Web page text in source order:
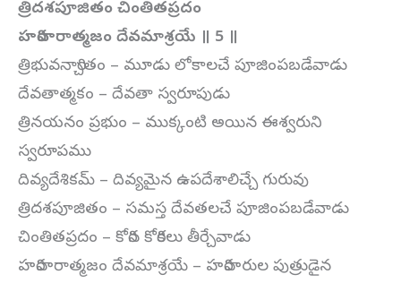
త్రిదశపూజితం చింతితప్రదం
హరిహరాత్మజం దేవమాశ్రయే ॥ 5 ॥
త్రిభువనార్చితం – మూడు లోకాలచే పూజింపబడేవాడు
దేవతాత్మకం – దేవతా స్వరూపుడు
త్రినయనం ప్రభుం – ముక్కంటి అయిన ఈశ్వరుని
స్వరూపము
దివ్యదేశికమ్ – దివ్యమైన ఉపదేశాలిచ్చే గురువు
త్రిదశపూజితం – సమస్త దేవతలచే పూజింపబడేవాడు
చింతితప్రదం – కోరిన కోరికలు తీర్చేవాడు
హరిహరాత్మజం దేవమాశ్రయే – హరిహరుల పుత్రుడైన